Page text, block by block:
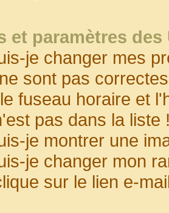
et paramètres
je changer mes
sont pas
fuseau horaire et
pas dans la liste
je montrer une
je changer mon
sur le lien e-